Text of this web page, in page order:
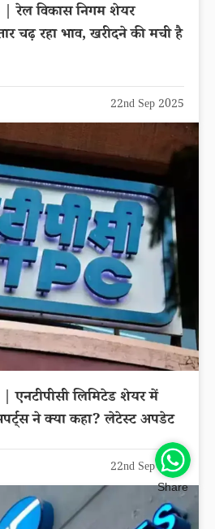
रेल विकास निगम शेयर
चढ़ रहा भाव, खरीदने की मची है
22nd Sep 2025
एनटीपीसी लिमिटेड शेयर में
ने क्या कहा? लेटेस्ट अपडेट
22nd Sep 2025
Share